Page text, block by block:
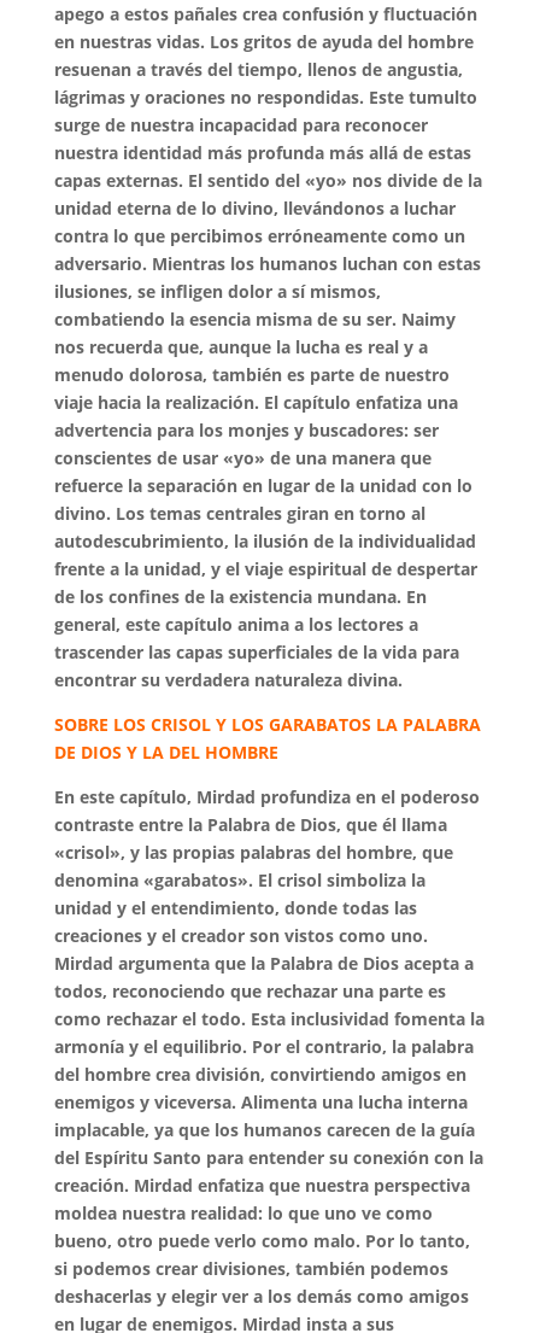
apego a estos pañales crea confusión y fluctuación
en nuestras vidas. Los gritos de ayuda del hombre
resuenan a través del tiempo, llenos de angustia,
lágrimas y oraciones no respondidas. Este tumulto
surge de nuestra incapacidad para reconocer
nuestra identidad más profunda más allá de estas
capas externas. El sentido del «yo» nos divide de la
unidad eterna de lo divino, llevándonos a luchar
contra lo que percibimos erróneamente como un
adversario. Mientras los humanos luchan con estas
ilusiones, se infligen dolor a sí mismos,
combatiendo la esencia misma de su ser. Naimy
nos recuerda que, aunque la lucha es real y a
menudo dolorosa, también es parte de nuestro
viaje hacia la realización. El capítulo enfatiza una
advertencia para los monjes y buscadores: ser
conscientes de usar «yo» de una manera que
refuerce la separación en lugar de la unidad con lo
divino. Los temas centrales giran en torno al
autodescubrimiento, la ilusión de la individualidad
frente a la unidad, y el viaje espiritual de despertar
de los confines de la existencia mundana. En
general, este capítulo anima a los lectores a
trascender las capas superficiales de la vida para
encontrar su verdadera naturaleza divina.
SOBRE LOS CRISOL Y LOS GARABATOS LA PALABRA
DE DIOS Y LA DEL HOMBRE
En este capítulo, Mirdad profundiza en el poderoso
contraste entre la Palabra de Dios, que él llama
«crisol», y las propias palabras del hombre, que
denomina «garabatos». El crisol simboliza la
unidad y el entendimiento, donde todas las
creaciones y el creador son vistos como uno.
Mirdad argumenta que la Palabra de Dios acepta a
todos, reconociendo que rechazar una parte es
como rechazar el todo. Esta inclusividad fomenta la
armonía y el equilibrio. Por el contrario, la palabra
del hombre crea división, convirtiendo amigos en
enemigos y viceversa. Alimenta una lucha interna
implacable, ya que los humanos carecen de la guía
del Espíritu Santo para entender su conexión con la
creación. Mirdad enfatiza que nuestra perspectiva
moldea nuestra realidad: lo que uno ve como
bueno, otro puede verlo como malo. Por lo tanto,
si podemos crear divisiones, también podemos
deshacerlas y elegir ver a los demás como amigos
en lugar de enemigos. Mirdad insta a sus